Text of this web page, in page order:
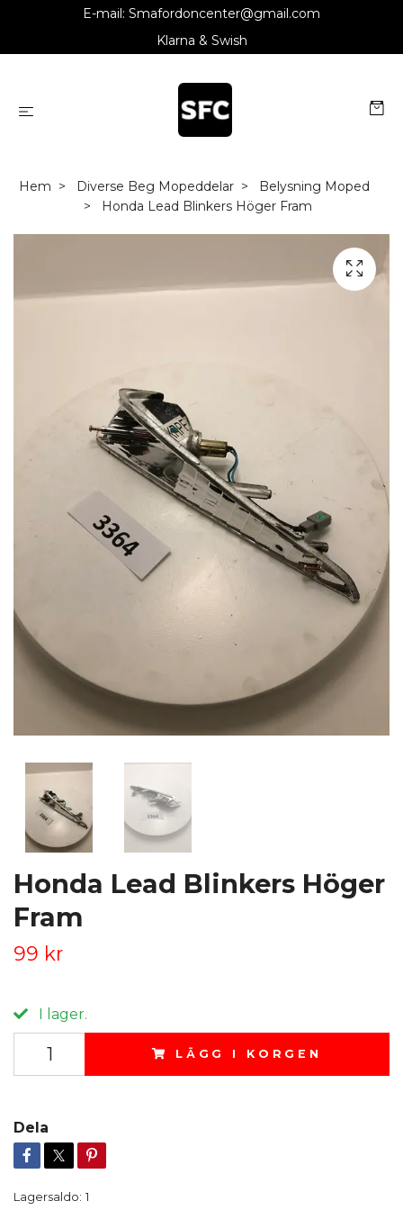
E-mail: Smafordoncenter@gmail.com
Klarna & Swish
Hem Diverse Beg Mopeddelar
Belysning Moped
Honda Lead Blinkers Höger Fram
Honda Lead Blinkers Höger
Fram
99 kr
I lager.
LÄGG I KORGEN
Dela
Lagersaldo: 1